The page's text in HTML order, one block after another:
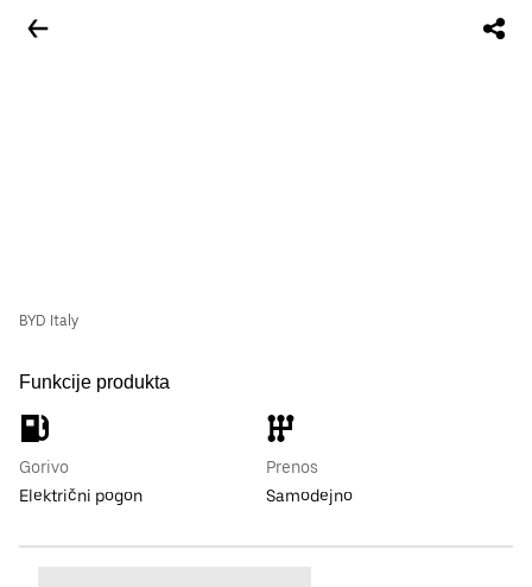
BYD Italy
Funkcije produkta
Gorivo
Električni pogon
Prenos
Samodejno